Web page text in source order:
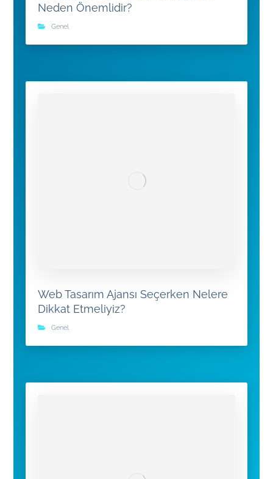
Neden Önemlidir?
Genel
Web Tasarım Ajansı Seçerken Nelere
Dikkat Etmeliyiz?
Genel